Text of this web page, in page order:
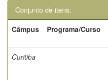
Conjunto de itens:
Câmpus
Programa/Curso
Curitiba -